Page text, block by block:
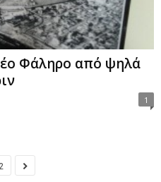
Φάληρο από ψηλά
1
2